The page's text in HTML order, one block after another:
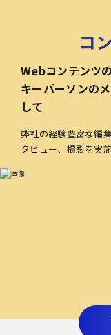
コ
Webコンテンツ
キーパーソンの
して
弊社の経験豊富な編
タビュー、撮影を実